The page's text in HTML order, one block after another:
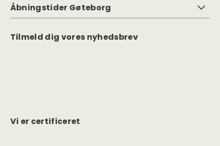
Åbningstider Gøteborg
Tilmeld dig vores nyhedsbrev
Vi er certificeret